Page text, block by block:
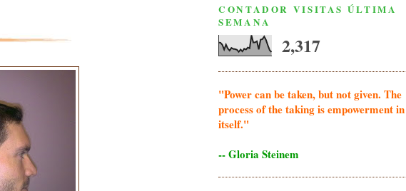
CONTADOR VISITAS ÚLTIMA
SEMANA
2,317
"Power can be taken, but not given. The
process of the taking is empowerment in
itself."
-- Gloria Steinem